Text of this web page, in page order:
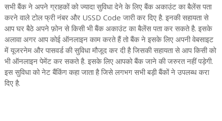
सभी बैंक ने अपने ग्राहकों को ज्यादा सुविधा देने के लिए बैंक अकाउंट का बैलेंस पता
करने वाले टोल फ्री नंबर और USSD Code जारी कर दिए है. इनकी सहायता से
आप घर बैठे अपने फ़ोन से किसी भी बैंक अकाउंट का बैलेंस पता कर सकते है. इसके
अलावा अगर आप कोई ऑनलाइन काम करते हैं तो बैंक ने इसके लिए अपनी वेबसाइट
में यूजरनेम और पासवर्ड की सुविधा मौजूद कर दी है जिसकी सहायता से आप किसी को
भी ऑनलाइन पेमेंट कर सकते है. इसके लिए आपको बैंक जाने की जरुरत नहीं पड़ेगी.
इस सुविधा को नेट बैंकिंग कहा जाता है जिसे लगभग सभी बड़ी बैंकों ने उपलब्ध करा
दिए है.